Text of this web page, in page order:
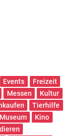
Events
Freizeit
Messen
Kultur
Tierhilfe
Museum
Kino